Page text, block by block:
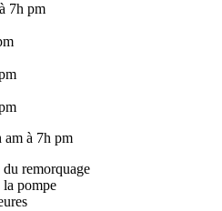
7h pm
am à 7h pm
remorquage
la pompe